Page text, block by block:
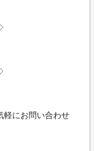
軽にお問い合わせ